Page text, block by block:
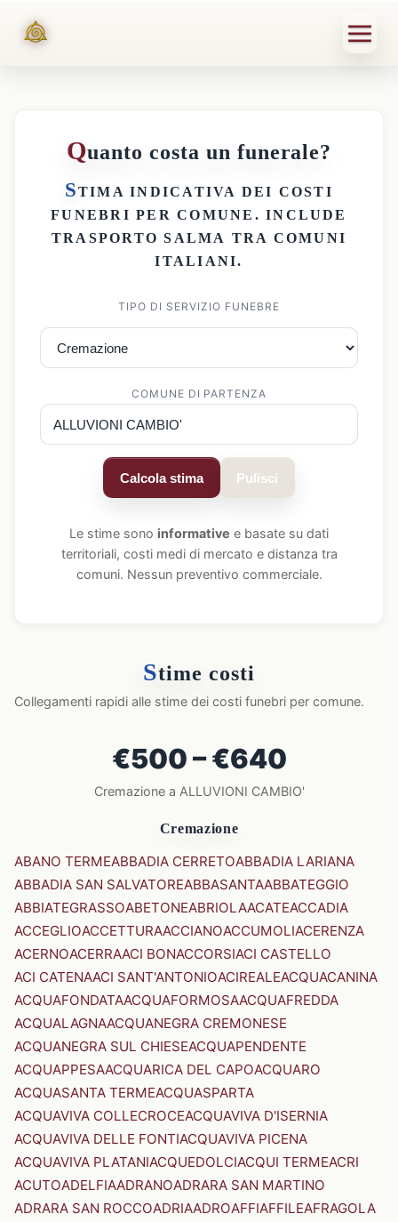
Quanto costa un funerale?
STIMA INDICATIVA DEI COSTI
FUNEBRI PER COMUNE . INCLUDE
TRASPORTO SALMA TRA COMUNI
ITALIANI.
TIPO DI SERVIZIO FUNEBRE
COMUNE DI PARTENZA
Calcola stima Pulisci
Le stime sono informative e basate su dati
territoriali, costi medi di mercato e distanza tra
comuni. Nessun preventivo commerciale.
Stime costi
Collegamenti rapidi alle stime dei costi funebri per comune.
€500 – €640
Cremazione a ALLUVIONI CAMBIO'
Cremazione
ABANO TERMEABBADIA CERRETOABBADIA LARIANA
ABBADIA SAN SALVATOREABBASANTAABBATEGGIO
ABBIATEGRASSOABETONEABRIOLAACATEACCADIA
ACCEGLIOACCETTURAACCIANOACCUMOLIACERENZA
ACERNOACERRAACI BONACCORSIACI CASTELLO
ACI CATENAACI SANT'ANTONIOACIREALEACQUACANINA
ACQUAFONDATAACQUAFORMOSAACQUAFREDDA
ACQUALAGNAACQUANEGRA CREMONESE
ACQUANEGRA SUL CHIESEACQUAPENDENTE
ACQUAPPESAACQUARICA DEL CAPOACQUARO
ACQUASANTA TERMEACQUASPARTA
ACQUAVIVA COLLECROCEACQUAVIVA D'ISERNIA
ACQUAVIVA DELLE FONTIACQUAVIVA PICENA
ACQUAVIVA PLATANIACQUEDOLCIACQUI TERMEACRI
ACUTOADELFIAADRANOADRARA SAN MARTINO
ADRARA SAN ROCCOADRIAADROAFFIAFFILEAFRAGOLA